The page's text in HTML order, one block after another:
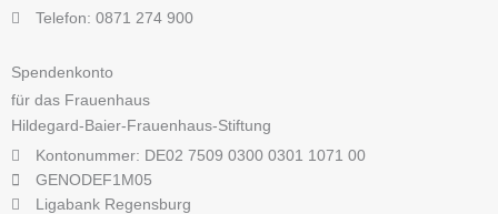
Telefon: 0871 274 900
Spendenkonto
für das Frauenhaus
Hildegard-Baier-Frauenhaus-Stiftung
Kontonummer: DE02 7509 0300 0301 1071 00
GENODEF1M05
Ligabank Regensburg